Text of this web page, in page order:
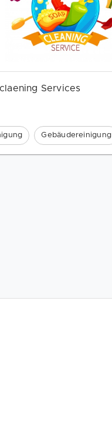
Services
Gebäudereinigung